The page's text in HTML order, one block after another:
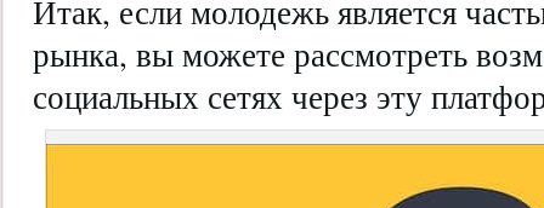
Итак, если молодежь является
рынка, вы можете рассмотреть
социальных сетях через эту